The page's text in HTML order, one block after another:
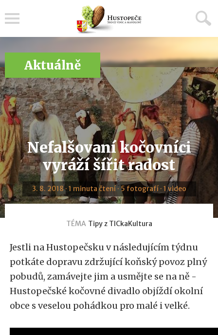
Aktuálně
Nefalšovaní kočovníci
vyráží šířit radost
3. 8. 2018 · 1 minuta čtení · 5 fotografí · 1 video
TÉMA Tipy z TICkaKultura
Jestli na Hustopečsku v následujícím týdnu
potkáte dopravu zdržující koňský povoz plný
pobudů, zamávejte jim a usmějte se na ně -
Hustopečské kočovné divadlo objíždí okolní
obce s veselou pohádkou pro malé i velké.